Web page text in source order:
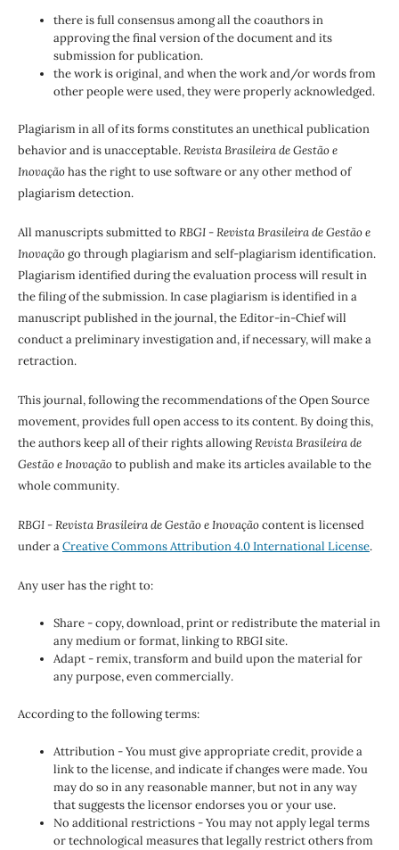
there is full consensus among all the coauthors in
approving the final version of the document and its
submission for publication.
the work is original, and when the work and/or words from
other people were used, they were properly acknowledged.
Plagiarism in all of its forms constitutes an unethical publication
behavior and is unacceptable.Revista Brasileira de Gestão e
Inovaçãohas the right to use software or any other method of
plagiarism detection.
All manuscripts submitted to RBGI - Revista Brasileira de Gestão e
Inovaçãogo through plagiarism and self-plagiarism identification.
Plagiarism identified during the evaluation process will result in
the filing of the submission. In case plagiarism is identified in a
manuscript published in the journal, the Editor-in-Chief will
conduct a preliminary investigation and, if necessary, will make a
retraction.
This journal, following the recommendations of the Open Source
movement, provides full open access to its content. By doing this,
the authors keep all of their rights allowingRevista Brasileira de
Gestão e Inovaçãoto publish and make its articles available to the
whole community.
RBGI - Revista Brasileira de Gestão e Inovaçãocontent is licensed
under aCreative Commons Attribution 4.0 International License.
Any user has the right to:
Share - copy, download, print or redistribute the material in
any medium or format, linking to RBGI site.
Adapt - remix, transform and build upon the material for
any purpose, even commercially.
According to the following terms:
Attribution - You must give appropriate credit, provide a
link to the license, and indicate if changes were made. You
may do so in any reasonable manner, but not in any way
that suggests the licensor endorses you or your use.
No additional restrictions - You may not apply legal terms
or technological measures that legally restrict others from